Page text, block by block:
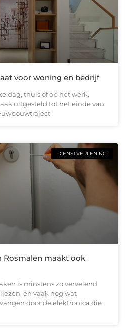
voor woning en bedrijf
dag, thuis of op het werk.
uitgesteld tot het einde van
DIENSTVERLENING
Rosmalen maakt ook
is minstens zo vervelend
en vaak nog wat
door de elektronica die